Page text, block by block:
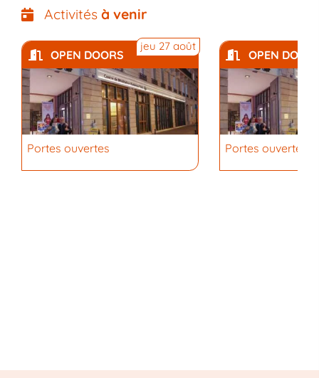
Activités à venir
OPEN DOORS
jeu 27 août
Portes ouvertes
OPEN
Portes ouvertes